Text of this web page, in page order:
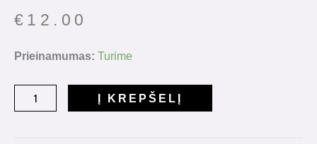
€ 12.00
Prieinamumas: Turime
produkto
Gelinis
Lakas
Į KREPŠELĮ